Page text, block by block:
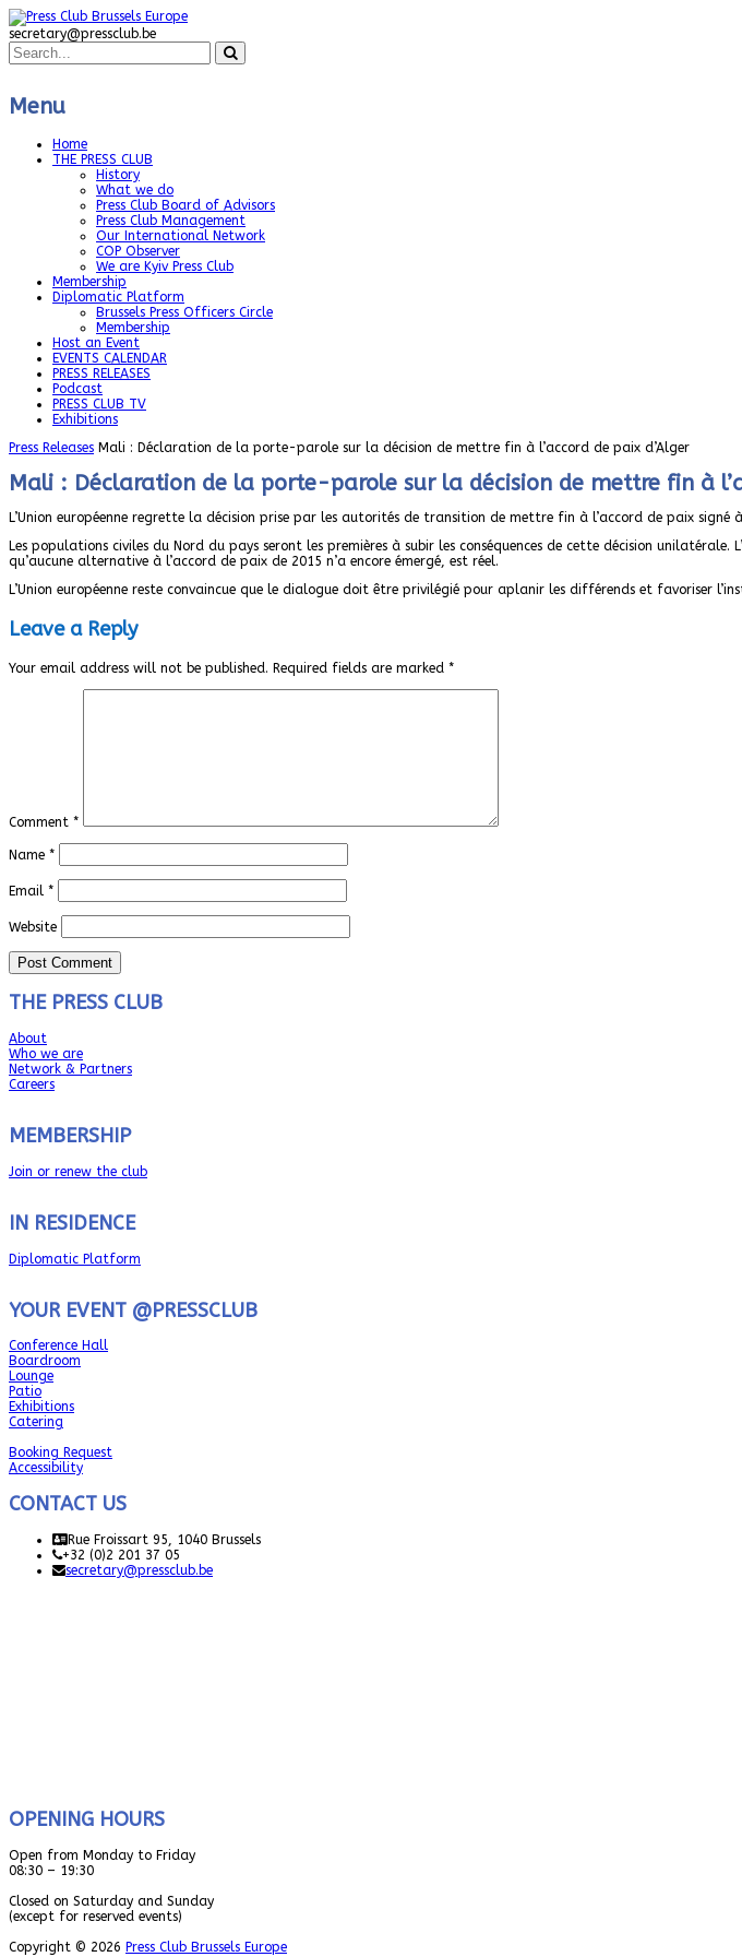
secretary@pressclub.be
Menu
Home
THE PRESS CLUB
History
What we do
Press Club Board of Advisors
Press Club Management
Our International Network
COP Observer
We are Kyiv Press Club
Membership
Diplomatic Platform
Brussels Press Officers Circle
Membership
Host an Event
EVENTS CALENDAR
PRESS RELEASES
Podcast
PRESS CLUB TV
Exhibitions
Press Releases Mali : Déclaration de la porte-parole sur la décision de mettre fin à l’accord de paix d’Alger
Mali : Déclaration de la porte-parole sur la décision de mettre fin à
L’Union européenne regrette la décision prise par les autorités de transition de mettre fin à l’accord de paix signé
Les populations civiles du Nord du pays seront les premières à subir les conséquences de cette décision
qu’aucune alternative à l’accord de paix de 2015 n’a encore émergé, est réel.
L’Union européenne reste convaincue que le dialogue doit être privilégié pour aplanir les différends et favoriser
Leave a Reply
Your email address will not be published. Required fields are marked *
Comment *
Name *
Email *
Website
THE PRESS CLUB
About
Who we are
Network & Partners
Careers
MEMBERSHIP
Join or renew the club
IN RESIDENCE
Diplomatic Platform
YOUR EVENT @PRESSCLUB
Conference Hall
Boardroom
Lounge
Patio
Exhibitions
Catering
Booking Request
Accessibility
CONTACT US
Rue Froissart 95, 1040 Brussels
+32 (0)2 201 37 05
secretary@pressclub.be
OPENING HOURS
Open from Monday to Friday
08:30 – 19:30
Closed on Saturday and Sunday
(except for reserved events)
Copyright © 2026 Press Club Brussels Europe